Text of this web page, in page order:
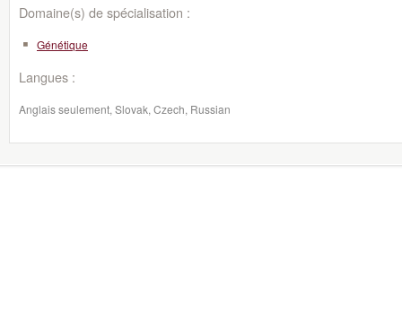
Domaine(s) de spécialisation :
Génétique
Langues :
Anglais seulement, Slovak, Czech, Russian